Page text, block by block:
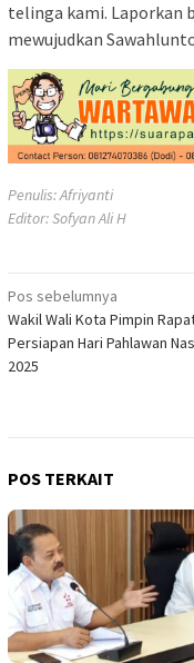
telinga kami. Laporkan
mewujudkan
Penulis: Afriyanti
Editor: Sofyan Ali H
Navigasi
pos
Pos sebelumnya
Wakil Wali Kota Pimpin
Persiapan Hari Pahlawan
2025
POS TERKAIT